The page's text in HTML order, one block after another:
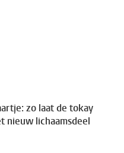
zo laat de tokay
nieuw lichaamsdeel